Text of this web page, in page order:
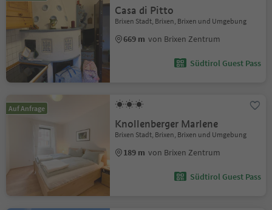
Casa di Pitto
Brixen Stadt, Brixen, Brixen und Umgebung
669 m von Brixen Zentrum
Südtirol Guest Pass
Auf Anfrage
Knollenberger Marlene
Brixen Stadt, Brixen, Brixen und Umgebung
189 m von Brixen Zentrum
Südtirol Guest Pass